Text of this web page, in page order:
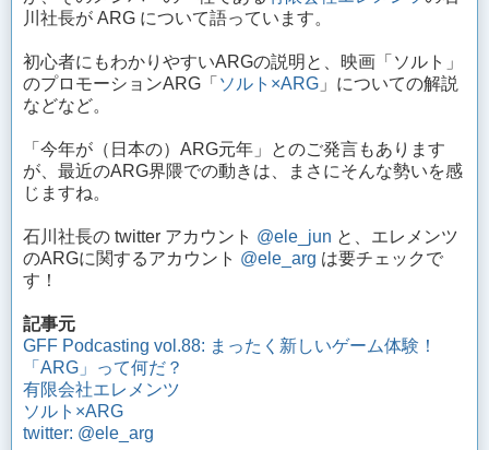
川社長が ARG について語っています。
初心者にもわかりやすいARGの説明と、映画「ソルト」
のプロモーションARG「 ソルト×ARG 」についての解説
などなど。
「今年が（日本の）ARG元年」とのご発言もあります
が、最近のARG界隈での動きは、まさにそんな勢いを感
じますね。
石川社長の twitter アカウント @ele_jun と、エレメンツ
のARGに関するアカウント @ele_arg は要チェックで
す！
記事元
GFF Podcasting vol.88: まったく新しいゲーム体験！
「ARG」って何だ？
有限会社エレメンツ
ソルト×ARG
twitter: @ele_arg